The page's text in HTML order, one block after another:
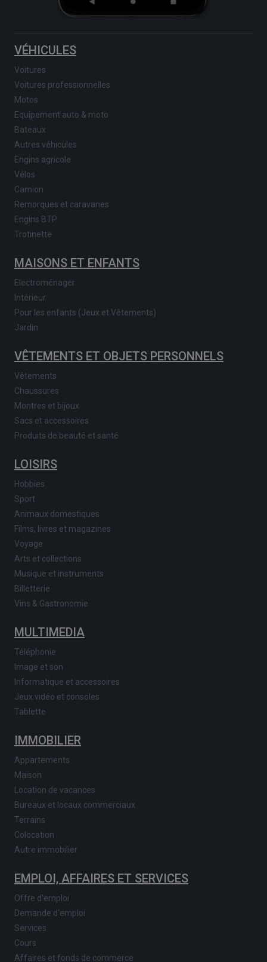
VÉHICULES
Voitures
Voitures professionnelles
Motos
Equipement auto & moto
Bateaux
Autres véhicules
Engins agricole
Vélos
Camion
Remorques et caravanes
Engins BTP
Trotinette
MAISONS ET ENFANTS
Electroménager
Intérieur
Pour les enfants (Jeux et Vêtements)
Jardin
VÊTEMENTS ET OBJETS PERSONNELS
Vêtements
Chaussures
Montres et bijoux
Sacs et accessoires
Produits de beauté et santé
LOISIRS
Hobbies
Sport
Animaux domestiques
Films, livres et magazines
Voyage
Arts et collections
Musique et instruments
Billetterie
Vins & Gastronomie
MULTIMEDIA
Téléphonie
Image et son
Informatique et accessoires
Jeux vidéo et consoles
Tablette
IMMOBILIER
Appartements
Maison
Location de vacances
Bureaux et locaux commerciaux
Terrains
Colocation
Autre immobilier
EMPLOI, AFFAIRES ET SERVICES
Offre d'emploi
Demande d'emploi
Services
Cours
Affaires et fonds de commerce